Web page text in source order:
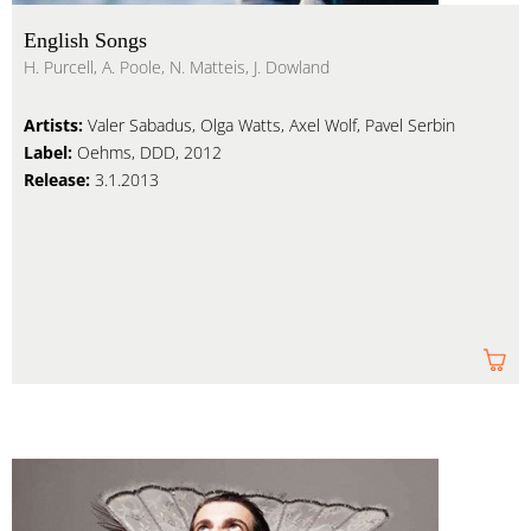
English Songs
H. Purcell, A. Poole, N. Matteis, J. Dowland
Artists: Valer Sabadus, Olga Watts, Axel Wolf, Pavel Serbin
Label: Oehms, DDD, 2012
Release: 3.1.2013